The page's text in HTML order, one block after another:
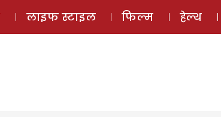
ई-मैगज़ीन
लाइफ स्टाइल फिल्म हेल्थ